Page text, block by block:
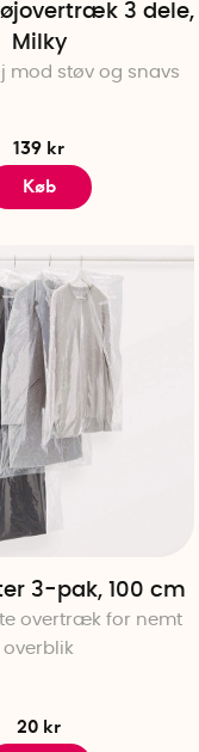
3 dele,
Milky
mod støv og snavs
139 kr
Køb
3-pak, 100 cm
overtræk for nemt
overblik
20 kr